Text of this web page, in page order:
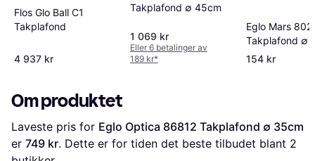
Flos Glo Ball C1
Takplafond
4 937 kr
Takplafond ∅ 45cm
1 069 kr
Eller 6 betalinger av
189 kr*
Eglo Mars
Takplafond ∅
154 kr
Om produktet
Laveste pris for Eglo Optica 86812 Takplafond ∅ 35cm
er 749 kr. Dette er for tiden det beste tilbudet blant 2